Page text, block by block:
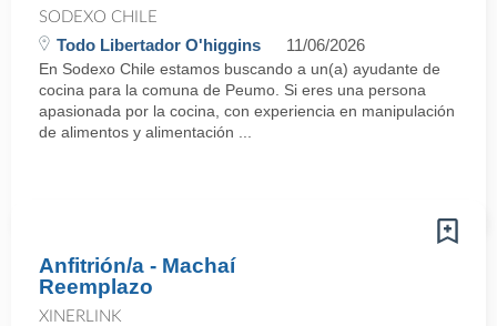
SODEXO CHILE
Todo Libertador O'higgins 11/06/2026
En Sodexo Chile estamos buscando a un(a) ayudante de
cocina para la comuna de Peumo. Si eres una persona
apasionada por la cocina, con experiencia en manipulación
de alimentos y alimentación ...
Anfitrión/a - Machaí
Reemplazo
XINERLINK